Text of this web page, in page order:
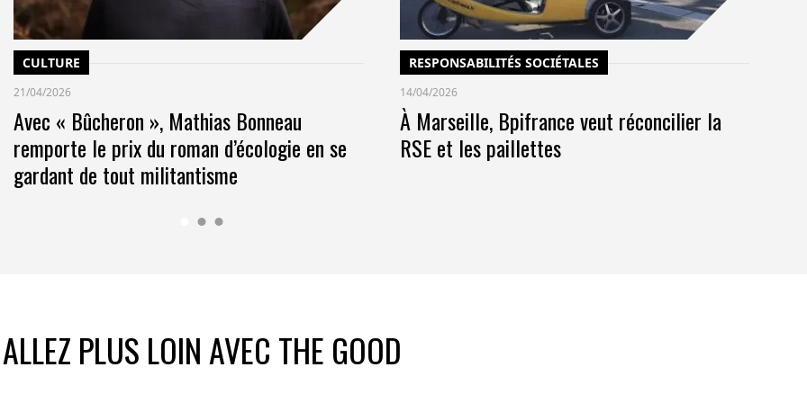
de l’hydrogène et de ses dérivés dans la
changement climatique.
dans l’industrie des engrais.
CULTURE
21/04/2026
Avec « Bûcheron », Mathias Bonneau
remporte le prix du roman d’écologie en se
gardant de tout militantisme
RESPONSABILITÉS SOCIÉTALES
14/04/2026
À Marseille, Bpifrance veut réconcilier la
RSE et les paillettes
ALLEZ PLUS LOIN AVEC THE GOOD